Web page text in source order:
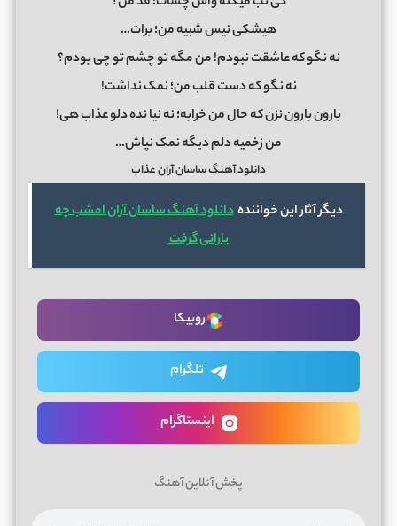
هیشکی نیس شبیه من؛ برات…
نه نگو که عاشقت نبودم! من مگه تو چشم تو چی بودم؟
نه نگو که دست قلب من؛ نمک نداشت!
بارون بارون نزن که حال من خرابه؛ نه نیا نده دلو عذاب هی!
من زخمیه دلم دیگه نمک نپاش…
دانلود آهنگ ساسان آران عذاب
دیگر آثار این خوانندهدانلود آهنگ ساسان آران امشب چه
بارانی گرفت
روبیکا
تلگرام
اینستاگرام
پخش آنلاین آهنگ